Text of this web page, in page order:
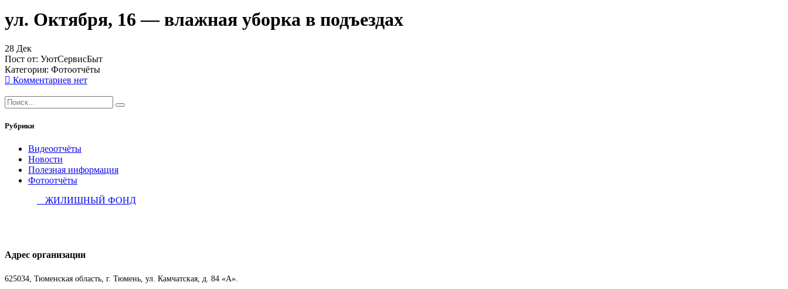
ул. Октября, 16 — влажная уборка в подъездах
28 Дек
Пост от: УютСервисБыт
Категория: Фотоотчёты
Комментариев нет
Рубрики
Видеоотчёты
Новости
Полезная информация
Фотоотчёты
ЖИЛИЩНЫЙ ФОНД
Адрес организации
625034, Тюменская область, г. Тюмень, ул. Камчатская, д. 84 «А».